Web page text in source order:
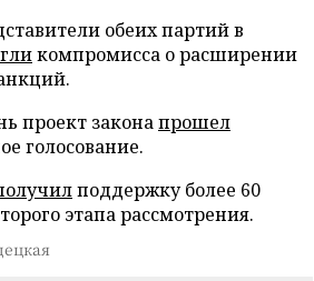
обеих партий в
компромисса о расширении
проект законапрошел
голосование.
поддержку более 60
этапа рассмотрения.